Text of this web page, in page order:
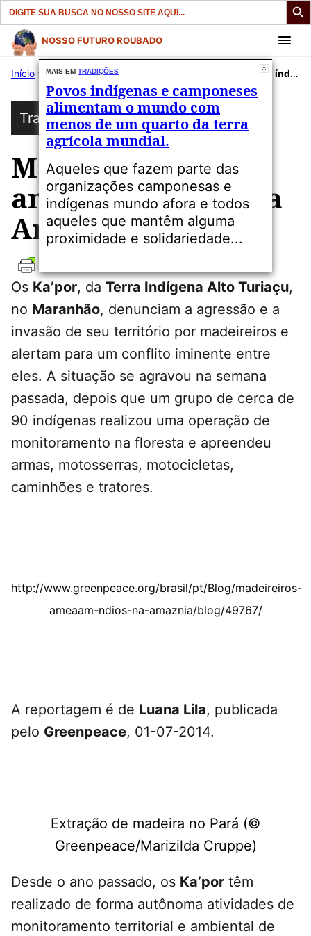
Search
for:
Pular
para
conteúdo
NOSSO FUTURO ROUBADO
Início » Publicações»Tradições Madeireiros ameaçam índios na Amazônia.
Tradições
Madeireiros
ameaçam índios na
Amazônia.
Os Ka’por, da Terra Indígena Alto Turiaçu,
no Maranhão, denunciam a agressão e a
invasão de seu território por madeireiros e
alertam para um conflito iminente entre
eles. A situação se agravou na semana
passada, depois que um grupo de cerca de
90 indígenas realizou uma operação de
monitoramento na floresta e apreendeu
armas, motosserras, motocicletas,
caminhões e tratores.
http://www.greenpeace.org/brasil/pt/Blog/madeireiros-
ameaam-ndios-na-amaznia/blog/49767/
A reportagem é de Luana Lila, publicada
pelo Greenpeace, 01-07-2014.
Extração de madeira no Pará (©
Greenpeace/Marizilda Cruppe)
Desde o ano passado, os Ka’por têm
realizado de forma autônoma atividades de
monitoramento territorial e ambiental de
MAIS EM TRADIÇÕES
Povos indígenas e camponeses
alimentam o mundo com
menos de um quarto da terra
agrícola mundial.
Aqueles que fazem parte das
organizações camponesas e
indígenas mundo afora e todos
aqueles que mantêm alguma
proximidade e solidariedade...